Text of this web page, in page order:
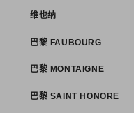
维也纳
巴黎 FAUBOURG
巴黎 MONTAIGNE
巴黎 SAINT HONORE